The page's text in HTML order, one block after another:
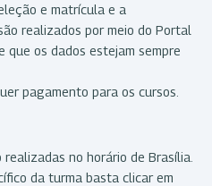
e matrícula e a
realizados por meio do Portal
que os dados estejam sempre
pagamento para os cursos.
no horário de Brasília.
da turma basta clicar em